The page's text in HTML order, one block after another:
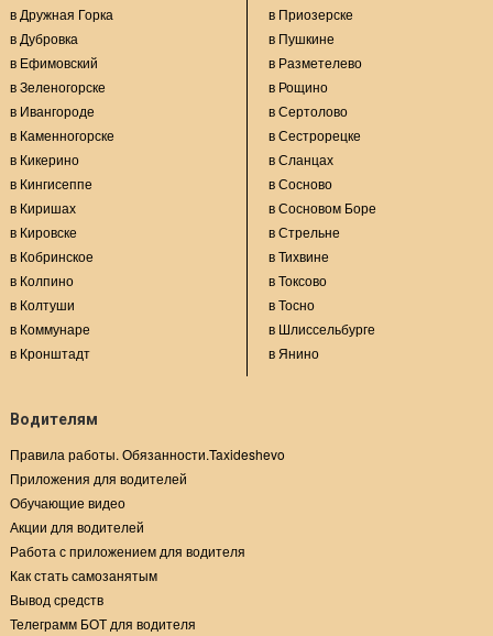
в Дружная Горка
в Дубровка
в Ефимовский
в Зеленогорске
в Ивангороде
в Каменногорске
в Кикерино
в Кингисеппе
в Киришах
в Кировске
в Кобринское
в Колпино
в Колтуши
в Коммунаре
в Кронштадт
в Приозерске
в Пушкине
в Разметелево
в Рощино
в Сертолово
в Сестрорецке
в Сланцах
в Сосново
в Сосновом Боре
в Стрельне
в Тихвине
в Токсово
в Тосно
в Шлиссельбурге
в Янино
Водителям
Правила работы. Обязанности.Taxideshevo
Приложения для водителей
Обучающие видео
Акции для водителей
Работа с приложением для водителя
Как стать самозанятым
Вывод средств
Телеграмм БОТ для водителя